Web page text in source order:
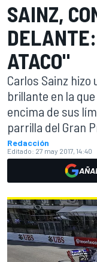
SAINZ,
ATACO"
Carlos Sainz
brillante en la
encima de sus
parrilla del Gran
Redacción
Editado: 27 may 2017, 14:40